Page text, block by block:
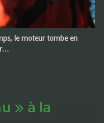
le moteur tombe en
» à la